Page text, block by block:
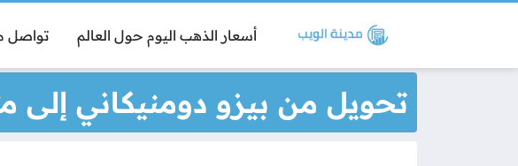
أسعار الذهب اليوم حول العالم تواصل
تحويل من بيزو دومنيكاني إلى